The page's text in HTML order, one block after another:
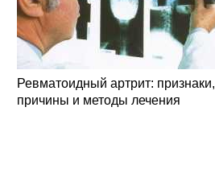
Ревматоидный артрит: признаки,
причины и методы лечения